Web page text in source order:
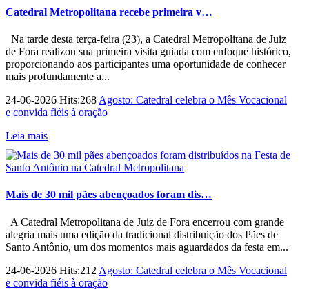
Catedral Metropolitana recebe primeira v…
Na tarde desta terça-feira (23), a Catedral Metropolitana de Juiz
de Fora realizou sua primeira visita guiada com enfoque histórico,
proporcionando aos participantes uma oportunidade de conhecer
mais profundamente a...
24-06-2026 Hits:268 Agosto: Catedral celebra o Mês Vocacional
e convida fiéis à oração
Leia mais
Mais de 30 mil pães abençoados foram dis…
A Catedral Metropolitana de Juiz de Fora encerrou com grande
alegria mais uma edição da tradicional distribuição dos Pães de
Santo Antônio, um dos momentos mais aguardados da festa em...
24-06-2026 Hits:212 Agosto: Catedral celebra o Mês Vocacional
e convida fiéis à oração